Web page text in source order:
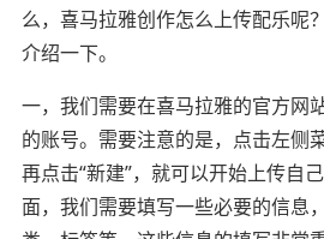
么，喜马拉雅创作怎么上传配乐呢
介绍一下。
一，我们需要在喜马拉雅的官方网
的账号。需要注意的是，点击左侧
再点击“新建”，就可以开始上传自
面，我们需要填写一些必要的信息